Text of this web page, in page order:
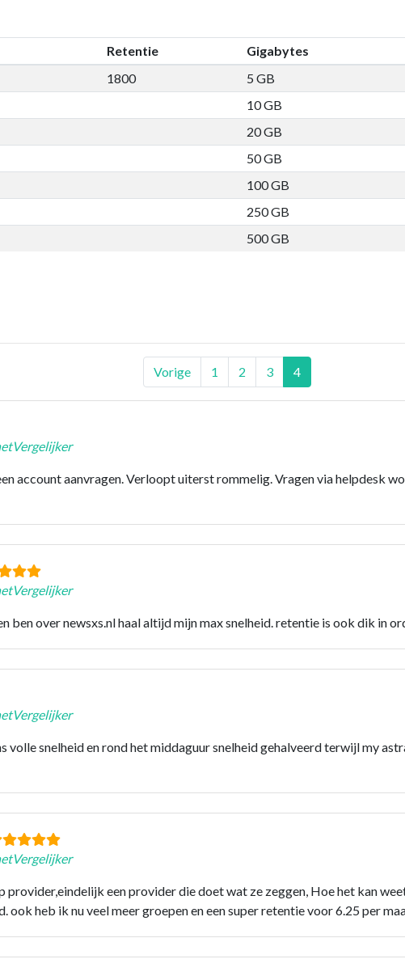
Retentie Gigabytes
1800 5 GB
10 GB
20 GB
50 GB
100 GB
250 GB
500 GB
Vorige 1 2 3 4
account aanvragen. Verloopt uiterst rommelig. Vragen via helpdesk
ben over newsxs.nl haal altijd mijn max snelheid. retentie is ook dik in
volle snelheid en rond het middaguur snelheid gehalveerd terwijl my
provider,eindelijk een provider die doet wat ze zeggen, Hoe het kan
ook heb ik nu veel meer groepen en een super retentie voor 6.25 per